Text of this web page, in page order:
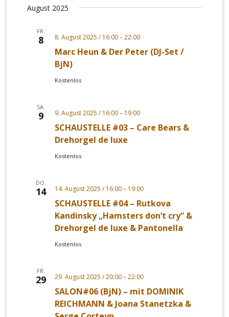
August 2025
FR.
8
Marc Heun & Der Peter (DJ-Set /
BjN)
8. August 2025 / 16:00–22:00
Kostenlos
SA.
9
SCHAUSTELLE #03 – Care Bears &
Drehorgel de luxe
9. August 2025 / 16:00– 19:00
Kostenlos
DO.
14
SCHAUSTELLE #04 – Rutkova
Kandinsky „Hamsters don‘t cry“ &
Drehorgel de luxe & Pantonella
14. August 2025 / 16:00– 19:00
Kostenlos
FR.
29
SALON#06 (BjN) – mit DOMINIK
REICHMANN & Joana Stanetzka &
29. August 2025 / 20:00–22:00